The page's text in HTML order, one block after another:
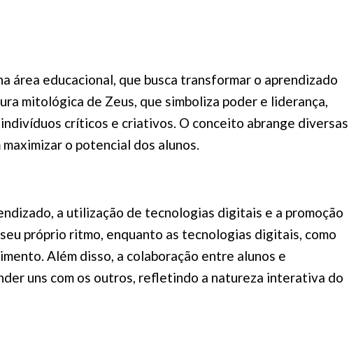
área educacional, que busca transformar o aprendizado
mitológica de Zeus, que simboliza poder e liderança,
críticos e criativos. O conceito abrange diversas
o potencial dos alunos.
a utilização de tecnologias digitais e a promoção
próprio ritmo, enquanto as tecnologias digitais, como
Além disso, a colaboração entre alunos e
uns com os outros, refletindo a natureza interativa do